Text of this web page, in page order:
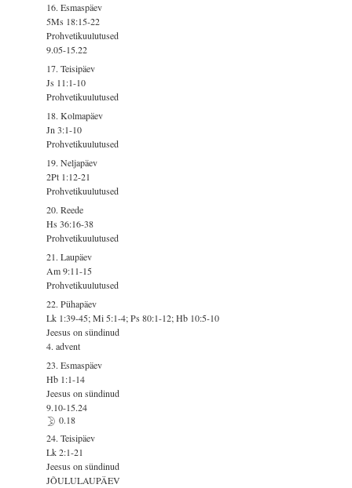
16. Esmaspäev
5Ms 18:15-22
Prohvetikuulutused
9.05-15.22
17. Teisipäev
Js 11:1-10
Prohvetikuulutused
18. Kolmapäev
Jn 3:1-10
Prohvetikuulutused
19. Neljapäev
2Pt 1:12-21
Prohvetikuulutused
20. Reede
Hs 36:16-38
Prohvetikuulutused
21. Laupäev
Am 9:11-15
Prohvetikuulutused
22. Pühapäev
Lk 1:39-45; Mi 5:1-4; Ps 80:1-12; Hb 10:5-10
Jeesus on sündinud
4. advent
23. Esmaspäev
Hb 1:1-14
Jeesus on sündinud
9.10-15.24
0.18
24. Teisipäev
Lk 2:1-21
Jeesus on sündinud
JÕULULAUPÄEV